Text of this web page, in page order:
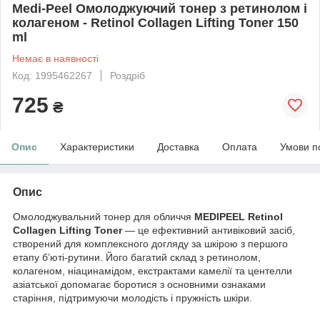
Medi-Peel Омолоджуючий тонер з ретинолом і
колагеном - Retinol Collagen Lifting Toner 150
ml
Немає в наявності
Код: 1995462267
Роздріб
725 ₴
Опис Характеристики Доставка Оплата Умови
Опис
Омолоджувальний тонер для обличчя MEDIPEEL Retinol
Collagen Lifting Toner— це ефективний антивіковий засіб,
створений для комплексного догляду за шкірою з першого
етапу б’юті-рутини. Його багатий склад з ретинолом,
колагеном, ніацинамідом, екстрактами камелії та центелли
азіатської допомагає боротися з основними ознаками
старіння, підтримуючи молодість і пружність шкіри.